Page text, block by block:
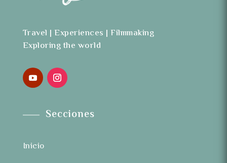
Travel | Experiences | Filmmaking
Exploring the world
Secciones
Inicio